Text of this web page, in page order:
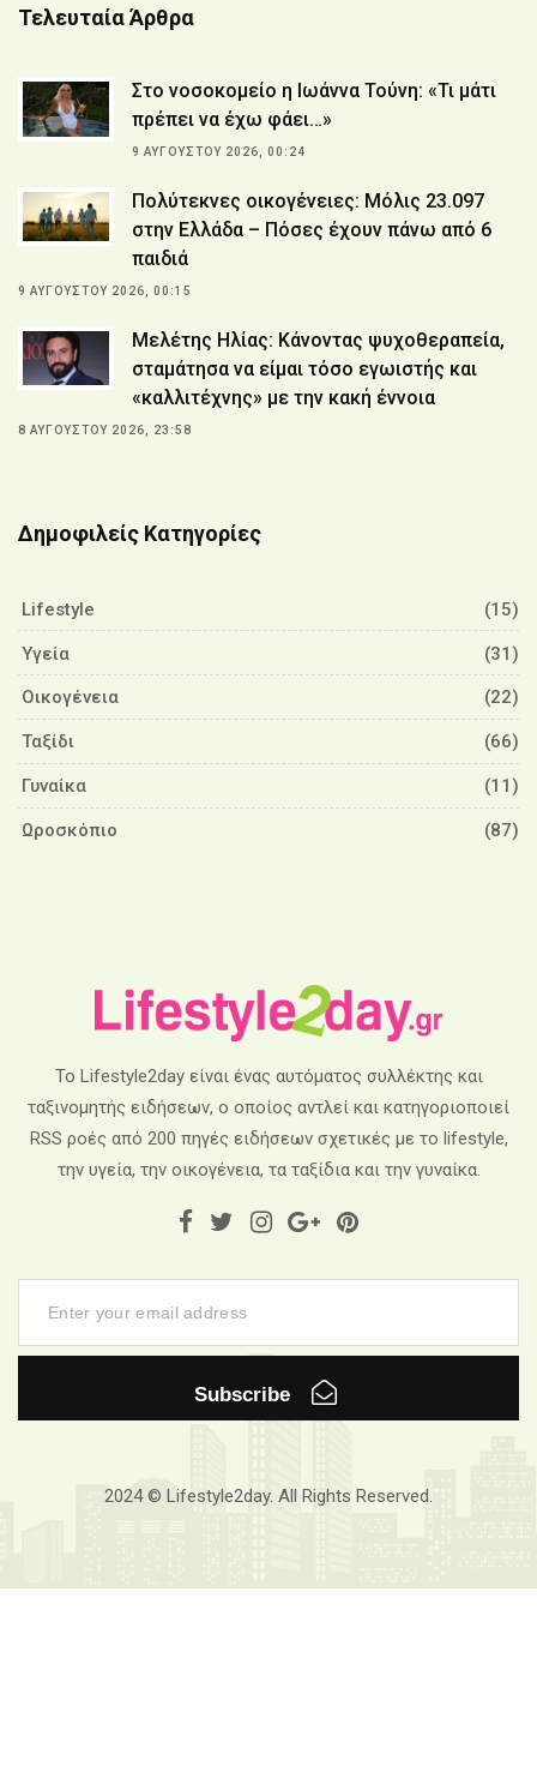
Τελευταία Άρθρα
Στο νοσοκομείο η Ιωάννα Τούνη: «Τι μάτι
πρέπει να έχω φάει…»
9 ΑΥΓΟΎΣΤΟΥ 2026, 00:24
Πολύτεκνες οικογένειες: Μόλις 23.097
στην Ελλάδα – Πόσες έχουν πάνω από 6
παιδιά
9 ΑΥΓΟΎΣΤΟΥ 2026, 00:15
Μελέτης Ηλίας: Κάνοντας ψυχοθεραπεία,
σταμάτησα να είμαι τόσο εγωιστής και
«καλλιτέχνης» με την κακή έννοια
8 ΑΥΓΟΎΣΤΟΥ 2026, 23:58
Δημοφιλείς Κατηγορίες
Lifestyle (15)
Υγεία (31)
Οικογένεια (22)
Ταξίδι (66)
Γυναίκα (11)
Ωροσκόπιο (87)
Το Lifestyle2day είναι ένας αυτόματος συλλέκτης και
ταξινομητής ειδήσεων, ο οποίος αντλεί και κατηγοριοποιεί
RSS ροές από 200 πηγές ειδήσεων σχετικές με το lifestyle,
την υγεία, την οικογένεια, τα ταξίδια και την γυναίκα.
Subscribe
2024 © Lifestyle2day. All Rights Reserved.